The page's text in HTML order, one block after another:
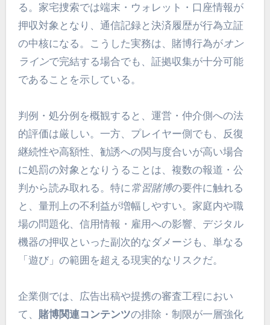
る。家宅捜索では端末・ウォレット・口座情報が
押収対象となり、通信記録と決済履歴が行為立証
の中核になる。こうした実務は、賭博行為がオン
ラインで完結する場合でも、証拠収集が十分可能
であることを示している。
判例・処分例を概観すると、運営・仲介側への法
的評価は厳しい。一方、プレイヤー側でも、反復
継続性や高額性、勧誘への関与度合いが高い場合
に処罰の対象となりうることは、複数の報道・公
判から読み取れる。特に常習賭博の要件に触れる
と、量刑上の不利益が増幅しやすい。家庭内や職
場の問題化、信用情報・雇用への影響、デジタル
機器の押収といった副次的なダメージも、単なる
「遊び」の範囲を超える現実的なリスクだ。
企業側では、広告出稿や提携の審査工程におい
て、 賭博関連コンテンツの排除・制限が一層強化